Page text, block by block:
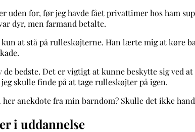
uden for, før jeg havde fået privattimer hos ham
dyr, men farmand betalte.
at stå på rulleskøjterne. Han lærte mig at køre
bedste. Det er vigtigt at kunne beskytte sig ved
skulle finde på at tage rulleskøjter på igen.
anekdote fra min barndom? Skulle det ikke
i uddannelse